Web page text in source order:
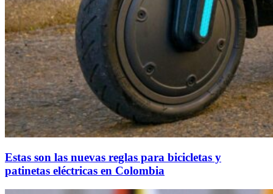
Estas son las nuevas reglas para bicicletas y
patinetas eléctricas en Colombia